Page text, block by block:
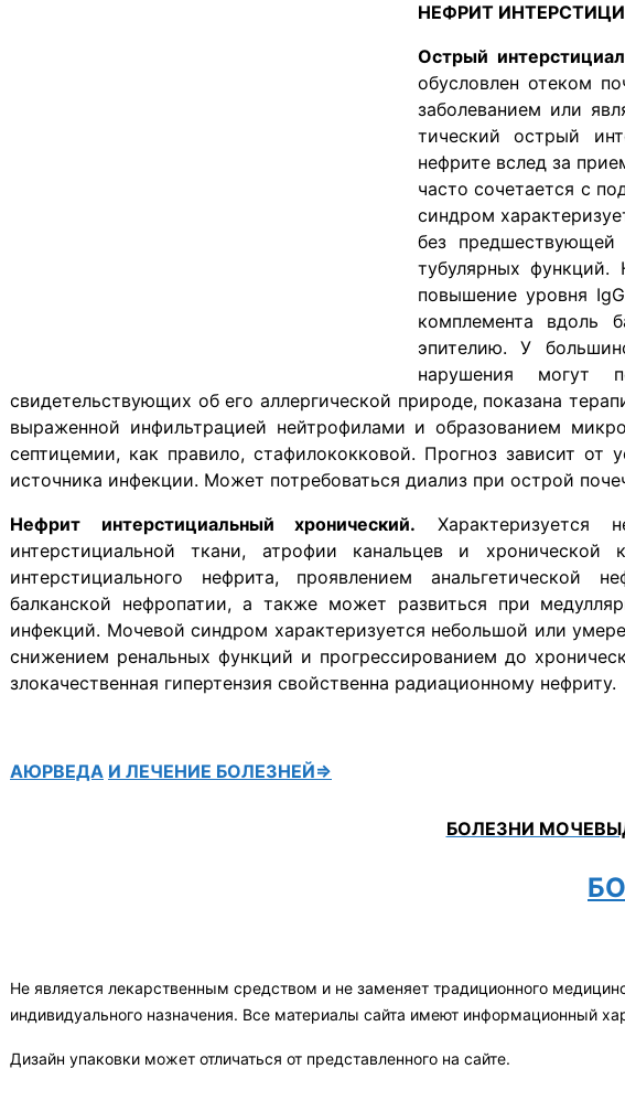
НЕФРИТ
Острый
обусловлен отеком
заболеванием или
тический острый
нефрите вслед за
часто сочетается с
синдром
без предшествующей
тубулярных
повышение уровня
комплемента вдоль
эпителию. У
нарушения могут
свидетельствующих об его аллергической природе, показана
выраженной инфильтрацией нейтрофилами и образованием
септицемии, как правило, стафилококковой. Прогноз зависит
источника инфекции. Может потребоваться диализ при острой
Нефрит интерстициальный хронический. Характеризуется
интерстициальной ткани, атрофии канальцев и
интерстициального нефрита, проявлением анальгетической
балканской нефропатии, а также может развиться при
инфекций. Мочевой синдром характеризуется небольшой или
снижением ренальных функций и прогрессированием до
злокачественная гипертензия свойственна радиационному нефриту.
АЮРВЕДА И ЛЕЧЕНИЕ БОЛЕЗНЕЙ⇒
БОЛЕЗНИ
Не является лекарственным средством и не заменяет традиционного
индивидуального назначения. Все материалы сайта имеют информационный
Дизайн упаковки может отличаться от представленного на сайте.